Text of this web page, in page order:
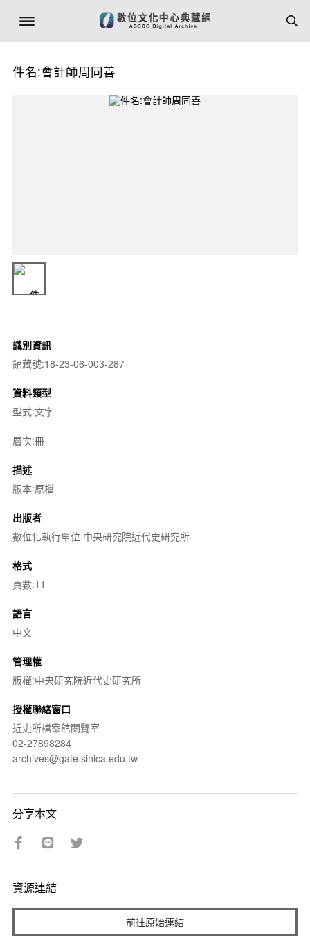
件名:會計師周同善
識別資訊
館藏號:18-23-06-003-287
資料類型
型式:文字
層次:冊
描述
版本:原檔
出版者
數位化執行單位:中央研究院近代史研究所
格式
頁數:11
語言
中文
管理權
版權:中央研究院近代史研究所
授權聯絡窗口
近史所檔案館閱覽室
02-27898284
archives@gate.sinica.edu.tw
分享本文
資源連結
前往原始連結